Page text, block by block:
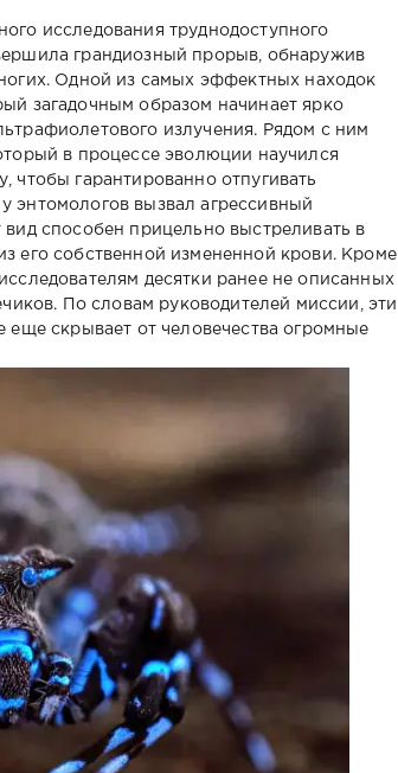
исследования труднодоступного
грандиозный прорыв, обнаружив
Одной из самых эффектных находок
загадочным образом начинает ярко
излучения. Рядом с ним
в процессе эволюции научился
чтобы гарантированно отпугивать
энтомологов вызвал агрессивный
способен прицельно выстреливать в
его собственной измененной крови. Кроме
десятки ранее не описанных
По словам руководителей миссии, эти
скрывает от человечества огромные